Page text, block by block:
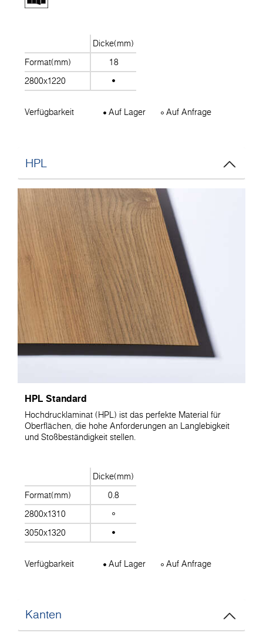
Dicke(mm)
Format(mm)
18
2800x1220
Verfügbarkeit Auf Lager Auf Anfrage
HPL
HPL Standard
Hochdrucklaminat (HPL) ist das perfekte Material für
Oberflächen, die hohe Anforderungen an Langlebigkeit
und Stoßbeständigkeit stellen.
Dicke(mm)
Format(mm)
0.8
2800x1310
3050x1320
Verfügbarkeit Auf Lager Auf Anfrage
Kanten